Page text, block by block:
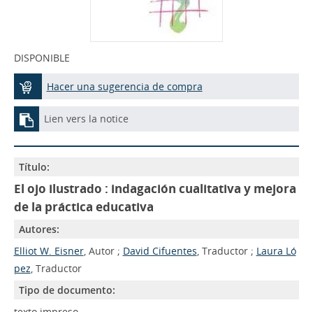
DISPONIBLE
Hacer una sugerencia de compra
Lien vers la notice
Título:
El ojo ilustrado : indagación cualitativa y mejora
de la práctica educativa
Autores:
Elliot W. Eisner, Autor ; David Cifuentes, Traductor ; Laura Ló
pez, Traductor
Tipo de documento: